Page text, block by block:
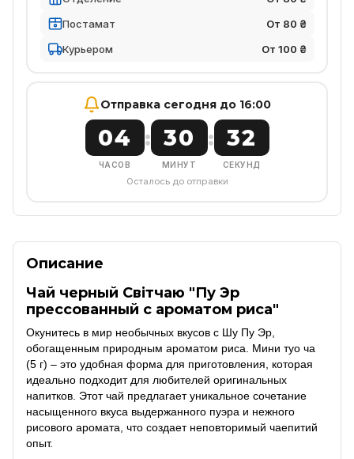
Постамат
От 80 ₴
Курьером
От 100 ₴
Отправка сегодня до 16:00
04
ЧАСОВ
: 30
МИНУТ
: 31
СЕКУНД
Осталось до отправки
Описание
Чай черный Світчаю "Пу Эр
прессованный с ароматом риса"
Окунитесь в мир необычных вкусов с Шу Пу Эр,
обогащенным природным ароматом риса. Мини туо ча
(5 г) – это удобная форма для приготовления, которая
идеально подходит для любителей оригинальных
напитков. Этот чай предлагает уникальное сочетание
насыщенного вкуса выдержанного пуэра и нежного
рисового аромата, что создает неповторимый чаепитий
опыт.